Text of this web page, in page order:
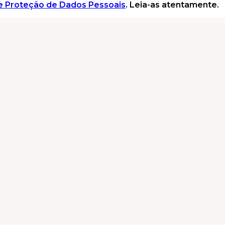
Proteção de Dados Pessoais. Leia-as atentamente.